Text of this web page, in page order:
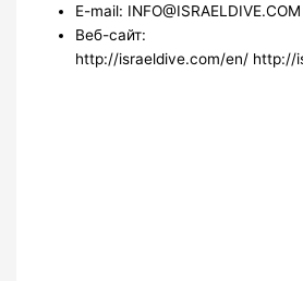
E-mail: INFO@ISRAELDIVE.COM
Веб-сайт:
http://israeldive.com/en/ http://